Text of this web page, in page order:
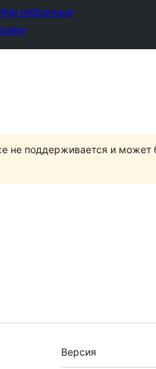
избранные
не поддерживается и может
Мета
Версия